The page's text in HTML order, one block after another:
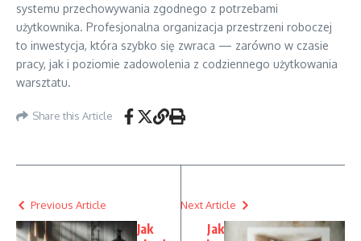
systemu przechowywania zgodnego z potrzebami
użytkownika. Profesjonalna organizacja przestrzeni roboczej
to inwestycja, która szybko się zwraca — zarówno w czasie
pracy, jak i poziomie zadowolenia z codziennego użytkowania
warsztatu.
Share this Article
Previous Article
Jak
Next Article
Jak